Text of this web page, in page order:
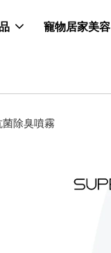
寵物居家美容
菌除臭噴霧